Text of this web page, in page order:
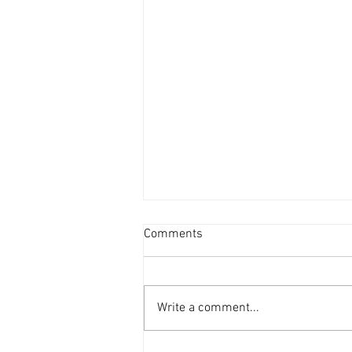
資產重估派Vs防守現金流派
價」新局。 隨着高息環境逐漸被
市場消化，機構資金與實力買家對
Comments
Write a comment...